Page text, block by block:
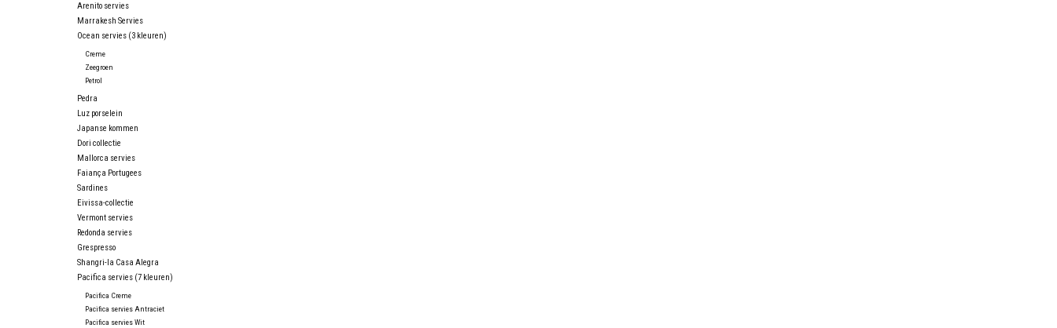
Arenito servies
Marrakesh Servies
Ocean servies (3 kleuren)
Creme
Zeegroen
Petrol
Pedra
Luz porselein
Japanse kommen
Dori collectie
Mallorca servies
Faiança Portugees
Sardines
Eivissa-collectie
Vermont servies
Redonda servies
Grespresso
Shangri-la Casa Alegra
Pacifica servies (7 kleuren)
Pacifica Creme
Pacifica servies Antraciet
Pacifica servies Wit